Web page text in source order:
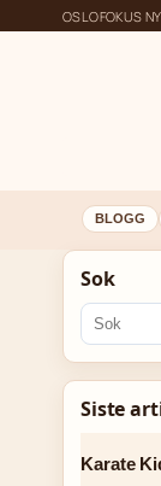
OSLOFOKUS
BLOGG
Sok
Siste
Karate